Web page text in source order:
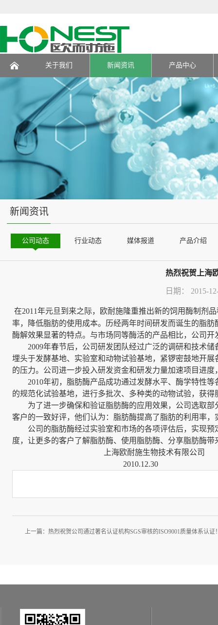
关于我们 新闻资讯 产品中心
新闻资讯
公司动态 行业动态 媒体报道 产品介绍
热烈祝贺上海
日期： 2015-
在2011年元旦到来之际，欧耐施隆重推出新的饲用酶制剂
率，降低脂肪的使用成本。历经两年时间研发而诞生的脂
酶解效果显著的特点。与市场同等酶活的产品相比，公司
2009年春节后，公司研发团队经过广泛的调研和技术
埋头于发酵基地、实验室和动物试验基地，紧锣密鼓地开
的压力。公司进一步投入研发资金和研发力量加速项目进
2010年初，脂肪酶产品成功通过发酵水平、酶学特性
的规范化试验基地，进行多批次、多种类的动物试验，获
为了进一步确保和验证脂肪酶的应用效果，公司选取
客户的一致好评，他们认为：脂肪酶提高了脂肪的利用率
公司的脂肪酶经过实验室和市场的各项评估后，实现
度，让更多的客户了解脂肪酶、使用脂肪酶、分享脂肪酶带
上海欧耐施生物技术有限公司
2010.12.30
上一篇： 热烈祝贺公司通过著名认证机构SGS审核的ISO9001质量体系认证